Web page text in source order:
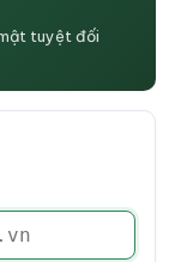
tuyệt đối